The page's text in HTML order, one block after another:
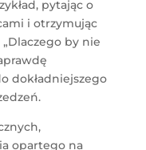
pytając o
i otrzymując
by nie
dokładniejszego
opartego na